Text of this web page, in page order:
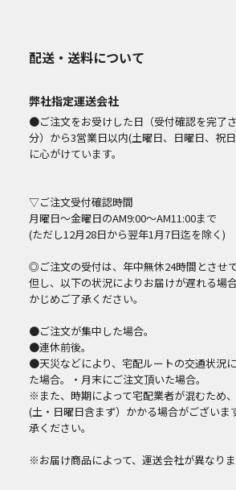
配送・送料について
弊社指定運送会社
●ご注文をお受けした日（受付確認を完了
分）から3営業日以内(土曜日、日曜日、祝
に心がけています。
▽ご注文受付確認時間
月曜日～金曜日のAM9:00～AM11:00まで
(ただし12月28日から翌年1月7日迄を除く)
◎ご注文の受付は、年中無休24時間とさせて
但し、以下の状況によりお届けが遅れる場
かじめご了承ください。
●ご注文が集中した場合。
●連休前後。
●天災などにより、宅配ルートの交通状況
た場合。・月末にご注文頂いた場合。
※また、時期によって宅配業者が混むため
(土・日曜日含まず）かかる場合がございま
承ください。
※お届け商品によって、運送会社が異なりま